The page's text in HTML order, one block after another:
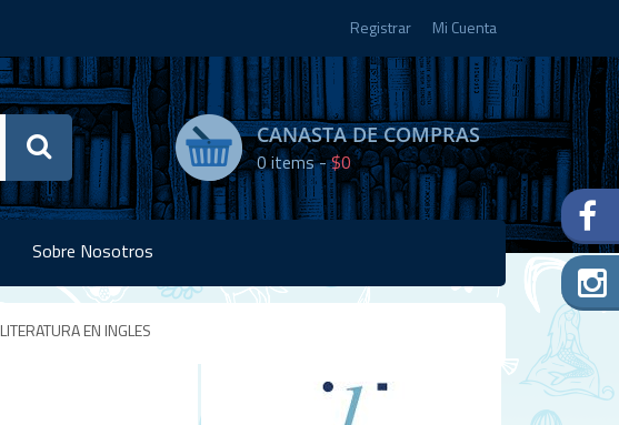
Registrar Mi Cuenta
CANASTA DE COMPRAS
0items -$0
Sobre Nosotros
LITERATURA EN INGLES